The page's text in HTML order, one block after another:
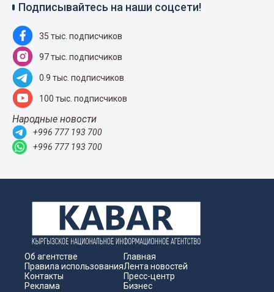
Подписывайтесь на наши соцсети!
35 тыс. подписчиков
97 тыс. подписчиков
0.9 тыс. подписчиков
100 тыс. подписчиков
Народные новости
+996 777 193 700
+996 777 193 700
Об агентстве
Правила использования
Контакты
Реклама
Главная
Лента новостей
Пресс-центр
Бизнес